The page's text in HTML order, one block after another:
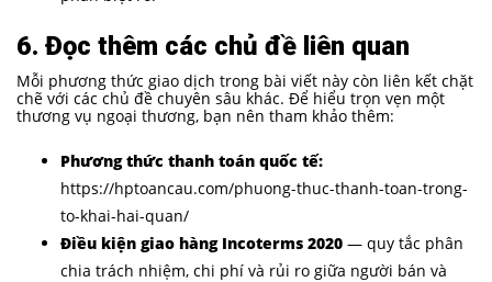
6. Đọc thêm các chủ đề liên quan
Mỗi phương thức giao dịch trong bài viết này còn liên kết chặt
chẽ với các chủ đề chuyên sâu khác. Để hiểu trọn vẹn một
thương vụ ngoại thương, bạn nên tham khảo thêm:
Phương thức thanh toán quốc tế:
https://hptoancau.com/phuong-thuc-thanh-toan-trong-
to-khai-hai-quan/
Điều kiện giao hàng Incoterms 2020 — quy tắc phân
chia trách nhiệm, chi phí và rủi ro giữa người bán và